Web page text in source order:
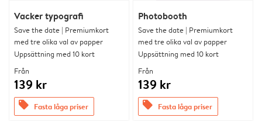
Vacker typografi
Save the date | Premiumkort
med tre olika val av papper
Uppsättning med 10 kort
Från
139 kr
offers Fasta låga priser
Photobooth
Save the date | Premiumkort
med tre olika val av papper
Uppsättning med 10 kort
Från
139 kr
offers Fasta låga priser